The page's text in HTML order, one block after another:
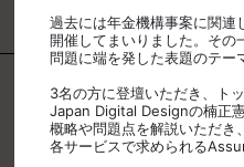
過去には年金機構事案に関連
開催してまいりました。その
問題に端を発した表題のテー
3名の方に登壇いただき、ト
Japan Digital Designの楠正
概略や問題点を解説いただ
各サービスで求められる